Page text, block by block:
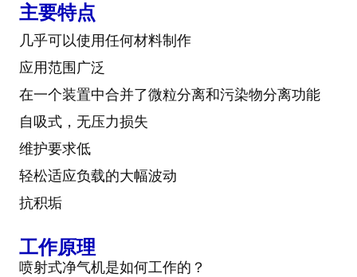
主要特点
几乎可以使用任何材料制作
应用范围广泛
在一个装置中合并了微粒分离和污染物分离功能
自吸式，无压力损失
维护要求低
轻松适应负载的大幅波动
抗积垢
工作原理
喷射式净气机是如何工作的？